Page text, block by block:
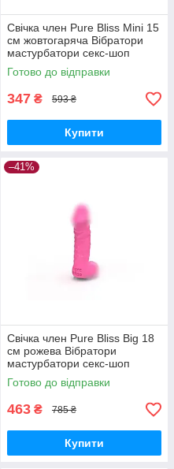
Свічка член Pure Bliss Mini 15
см жовтогаряча Вібратори
мастурбатори секс-шоп
Готово до відправки
347 ₴ 593 ₴
Купити
–41%
Свічка член Pure Bliss Big 18
см рожева Вібратори
мастурбатори секс-шоп
Готово до відправки
463 ₴ 785 ₴
Купити